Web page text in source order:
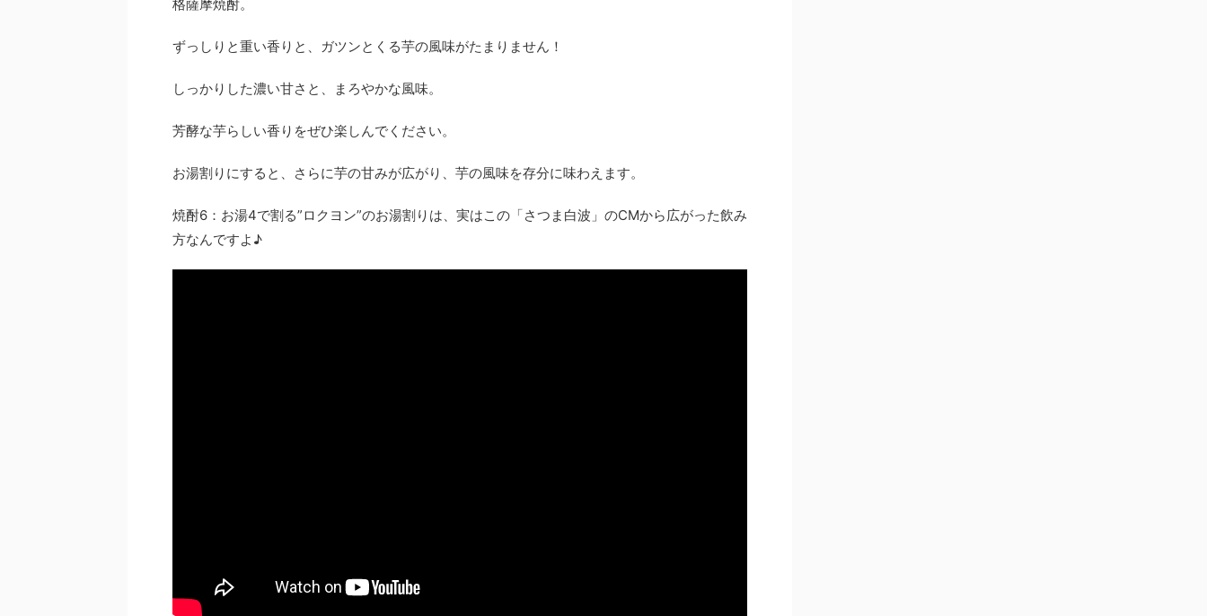
格薩摩焼酎。
ずっしりと重い香りと、ガツンとくる芋の風味がたまりません！
しっかりした濃い甘さと、まろやかな風味。
芳酵な芋らしい香りをぜひ楽しんでください。
お湯割りにすると、さらに芋の甘みが広がり、芋の風味を存分に味わえます。
焼酎6：お湯4で割る”ロクヨン”のお湯割りは、実はこの「さつま白波」のCMから広がった飲み
方なんですよ♪